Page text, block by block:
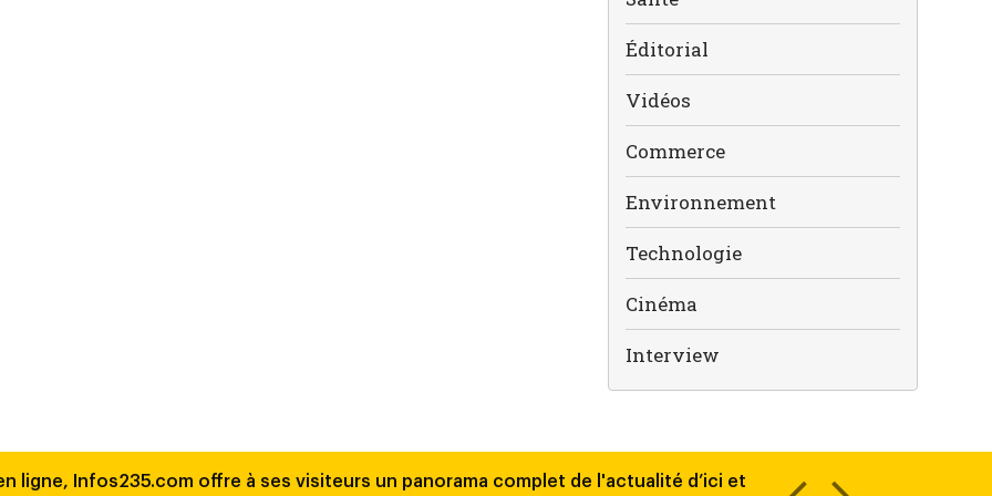
Éditorial
Vidéos
Commerce
Environnement
Technologie
Cinéma
Interview
ligne, Infos235.com offre à ses visiteurs un panorama complet de l'actualité d’ici et Découvrez chaque jour